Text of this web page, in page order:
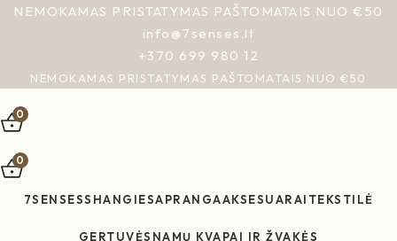
Skip to navigation
Skip to main content
NEMOKAMAS PRISTATYMAS PAŠTOMATAIS NUO €50
info@7senses.lt
+370 699 980 12
NEMOKAMAS PRISTATYMAS PAŠTOMATAIS NUO €50
0
0
7SENSESSHANGIESAPRANGAAKSESUARAI TEKSTILĖ
GERTUVĖS NAMŲ KVAPAI IR ŽVAKĖS